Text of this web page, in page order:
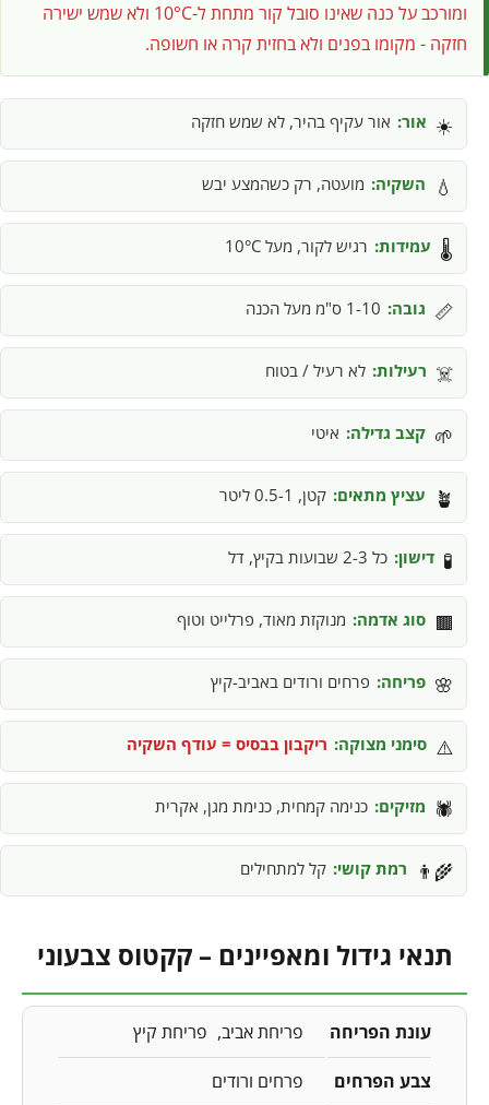
ומורכב על כנה שאינו סובל קור מתחת ל-10°C ולא שמש ישירה
חזקה - מקומו בפנים ולא בחזית קרה או חשופה.
☀️ אור: אור עקיף בהיר, לא שמש חזקה
💧 השקיה: מועטה, רק כשהמצע יבש
🌡️ עמידות: רגיש לקור, מעל 10°C
📏 גובה: 1-10 ס"מ מעל הכנה
☠️ רעילות: לא רעיל / בטוח
🌱 קצב גדילה: איטי
🪴 עציץ מתאים: קטן, 0.5-1 ליטר
🧪 דישון: כל 2-3 שבועות בקיץ, דל
🟫 סוג אדמה: מנוקזת מאוד, פרלייט וטוף
🌸 פריחה: פרחים ורודים באביב-קיץ
⚠️ סימני מצוקה: ריקבון בבסיס = עודף השקיה
🕷️ מזיקים: כנימה קמחית, כנימת מגן, אקרית
👨‍🌾 רמת קושי: קל למתחילים
תנאי גידול ומאפיינים – קקטוס צבעוני
עונת הפריחה פריחת אביב פריחת קיץ
צבע הפרחים פרחים ורודים